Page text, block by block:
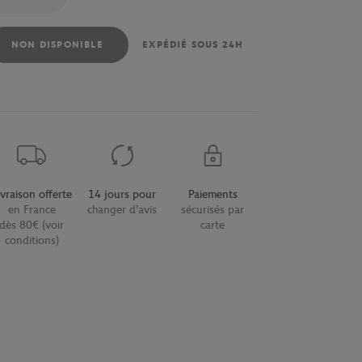
NON DISPONIBLE EXPÉDIÉ SOUS 24H
offerte
en France
dès 80€ (voir
conditions)
14 jours pour
changer d'avis
Paiements
sécurisés par
carte